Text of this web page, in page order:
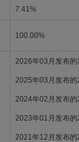
7.41%
100.00%
2026年03月发布的
2025年03月发布
2024年02月发布
2023年01月发布
2021年12月发布